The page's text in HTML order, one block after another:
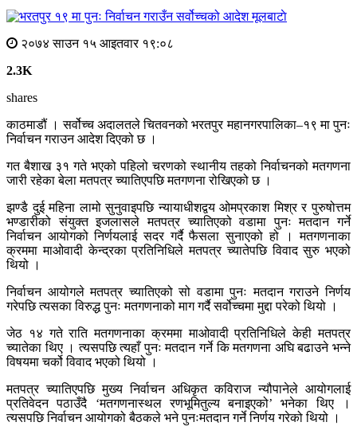
मूलबाटाे
२०७४ साउन १५ आइतवार १९:०८
2.3K
shares
काठमाडौं । सर्वोच्च अदालतले चितवनको भरतपुर महानगरपालिका–१९ मा पुनः
निर्वाचन गराउन आदेश दिएको छ ।
गत बैशाख ३१ गते भएको पहिलो चरणको स्थानीय तहको निर्वाचनको मतगणना
जारी रहेका बेला मतपत्र च्यातिएपछि मतगणना रोखिएको छ ।
झण्डै दुई महिना लामो सुनुवाइपछि न्यायाधीशद्वय ओमप्रकाश मिश्र र पुरुषोत्तम
भण्डारीको संयुक्त इजलासले मतपत्र च्यातिएको वडामा पुनः मतदान गर्ने
निर्वाचन आयोगको निर्णयलाई सदर गर्दै फैसला सुनाएको हो । मतगणनाका
क्रममा माओवादी केन्द्रका प्रतिनिधिले मतपत्र च्यातेपछि विवाद सुरु भएको
थियो ।
निर्वाचन आयोगले मतपत्र च्यातिएको सो वडामा पुनः मतदान गराउने निर्णय
गरेपछि त्यसका विरुद्ध पुनः मतगणनाको माग गर्दै सर्वोच्चमा मुद्दा परेको थियो ।
जेठ १४ गते राति मतगणनाका क्रममा माओवादी प्रतिनिधिले केही मतपत्र
च्यातेका थिए । त्यसपछि त्यहाँ पुनः मतदान गर्ने कि मतगणना अघि बढाउने भन्ने
विषयमा चर्को विवाद भएको थियो ।
मतपत्र च्यातिएपछि मुख्य निर्वाचन अधिकृत कविराज न्यौपानेले आयोगलाई
प्रतिवेदन पठाउँदै ‘मतगणनास्थल रणभूमितुल्य बनाइएको’ भनेका थिए ।
त्यसपछि निर्वाचन आयोगको बैठकले भने पुनःमतदान गर्ने निर्णय गरेको थियो ।